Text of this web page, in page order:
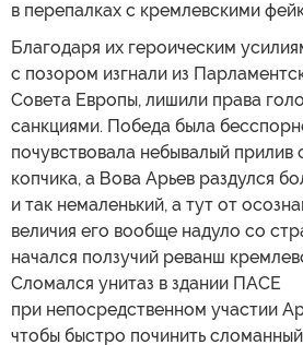
в перепалках с кремлевскими
Благодаря их героическим
с позором изгнали из
Совета Европы, лишили права
санкциями. Победа была
почувствовала небывалый прилив
копчика, а Вова Арьев раздулся
и так немаленький, а тут от
величия его вообще надуло со
начался ползучий реванш
Сломался унитаз в здании ПАСЕ
при непосредственном участии
чтобы быстро починить